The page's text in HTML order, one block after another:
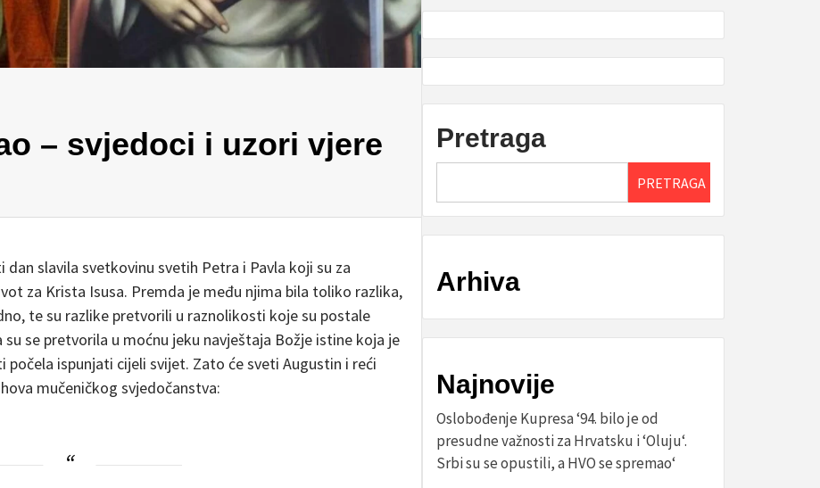
– svjedoci i uzori vjere
slavila svetkovinu svetih Petra i Pavla koji su za
za Krista Isusa. Premda je među njima bila toliko razlika,
te su razlike pretvorili u raznolikosti koje su postale
se pretvorila u moćnu jeku navještaja Božje istine koja je
ispunjati cijeli svijet. Zato će sveti Augustin i reći
mučeničkog svjedočanstva:
Pretraga
PRETRAGA
Arhiva
Najnovije
Oslobođenje Kupresa ‘94. bilo je od
presudne važnosti za Hrvatsku i ‘Oluju‘.
Srbi su se opustili, a HVO se spremao‘